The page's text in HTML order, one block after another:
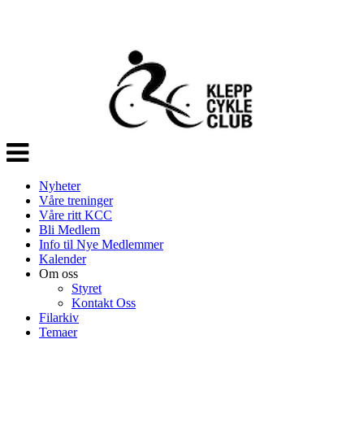
Veksle
navigasjon
Nyheter
Våre treninger
Våre ritt KCC
Bli Medlem
Info til Nye Medlemmer
Kalender
Om oss
Styret
Kontakt Oss
Filarkiv
Temaer